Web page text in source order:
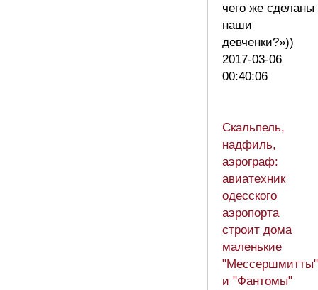
чего же сделаны
наши
девченки?»))
2017-03-06
00:40:06
Скальпель,
надфиль,
аэрограф:
авиатехник
одесского
аэропорта
строит дома
маленькие
"Мессершмитты"
и "Фантомы"